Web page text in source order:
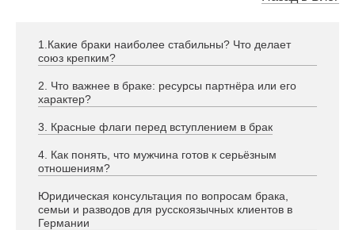
1.Какие браки наиболее стабильны? Что делает
союз крепким?
2. Что важнее в браке: ресурсы партнёра или его
характер?
3. Красные флаги перед вступлением в брак
4. Как понять, что мужчина готов к серьёзным
отношениям?
Юридическая консультация по вопросам брака,
семьи и разводов для русскоязычных клиентов в
Германии